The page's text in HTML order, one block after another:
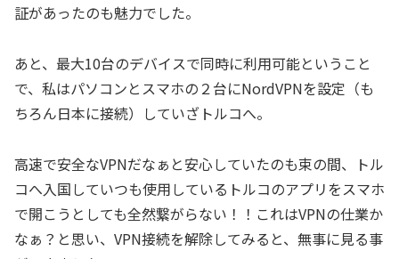
証があったのも魅力でした。
あと、最大10台のデバイスで同時に利用可能ということ
で、私はパソコンとスマホの２台にNordVPNを設定（も
ちろん日本に接続）していざトルコへ。
高速で安全なVPNだなぁと安心していたのも束の間、トル
コへ入国していつも使用しているトルコのアプリをスマホ
で開こうとしても全然繋がらない！！これはVPNの仕業か
なぁ？と思い、VPN接続を解除してみると、無事に見る事